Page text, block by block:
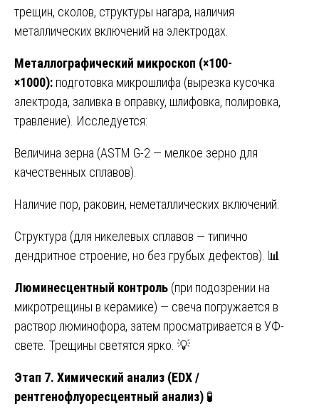
трещин, сколов, структуры нагара, наличия
металлических включений на электродах.
Металлографический микроскоп (×100-
×1000): подготовка микрошлифа (вырезка кусочка
электрода, заливка в оправку, шлифовка, полировка,
травление). Исследуется:
Величина зерна (ASTM G-2 — мелкое зерно для
качественных сплавов).
Наличие пор, раковин, неметаллических включений.
Структура (для никелевых сплавов — типично
дендритное строение, но без грубых дефектов). 📊
Люминесцентный контроль (при подозрении на
микротрещины в керамике) — свеча погружается в
раствор люминофора, затем просматривается в УФ-
свете. Трещины светятся ярко. 💡
Этап 7. Химический анализ (EDX /
рентгенофлуоресцентный анализ) 🧪